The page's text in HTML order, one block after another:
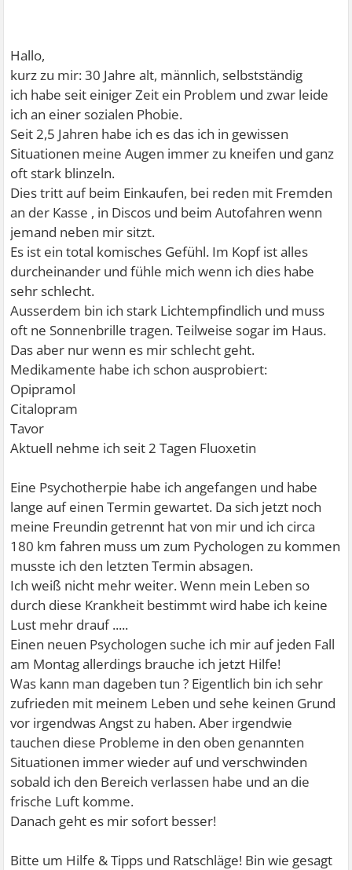
Hallo,
kurz zu mir: 30 Jahre alt, männlich, selbstständig
ich habe seit einiger Zeit ein Problem und zwar leide
ich an einer sozialen Phobie.
Seit 2,5 Jahren habe ich es das ich in gewissen
Situationen meine Augen immer zu kneifen und ganz
oft stark blinzeln.
Dies tritt auf beim Einkaufen, bei reden mit Fremden
an der Kasse , in Discos und beim Autofahren wenn
jemand neben mir sitzt.
Es ist ein total komisches Gefühl. Im Kopf ist alles
durcheinander und fühle mich wenn ich dies habe
sehr schlecht.
Ausserdem bin ich stark Lichtempfindlich und muss
oft ne Sonnenbrille tragen. Teilweise sogar im Haus.
Das aber nur wenn es mir schlecht geht.
Medikamente habe ich schon ausprobiert:
Opipramol
Citalopram
Tavor
Aktuell nehme ich seit 2 Tagen Fluoxetin
Eine Psychotherpie habe ich angefangen und habe
lange auf einen Termin gewartet. Da sich jetzt noch
meine Freundin getrennt hat von mir und ich circa
180 km fahren muss um zum Pychologen zu kommen
musste ich den letzten Termin absagen.
Ich weiß nicht mehr weiter. Wenn mein Leben so
durch diese Krankheit bestimmt wird habe ich keine
Lust mehr drauf .....
Einen neuen Psychologen suche ich mir auf jeden Fall
am Montag allerdings brauche ich jetzt Hilfe!
Was kann man dageben tun ? Eigentlich bin ich sehr
zufrieden mit meinem Leben und sehe keinen Grund
vor irgendwas Angst zu haben. Aber irgendwie
tauchen diese Probleme in den oben genannten
Situationen immer wieder auf und verschwinden
sobald ich den Bereich verlassen habe und an die
frische Luft komme.
Danach geht es mir sofort besser!
Bitte um Hilfe & Tipps und Ratschläge! Bin wie gesagt